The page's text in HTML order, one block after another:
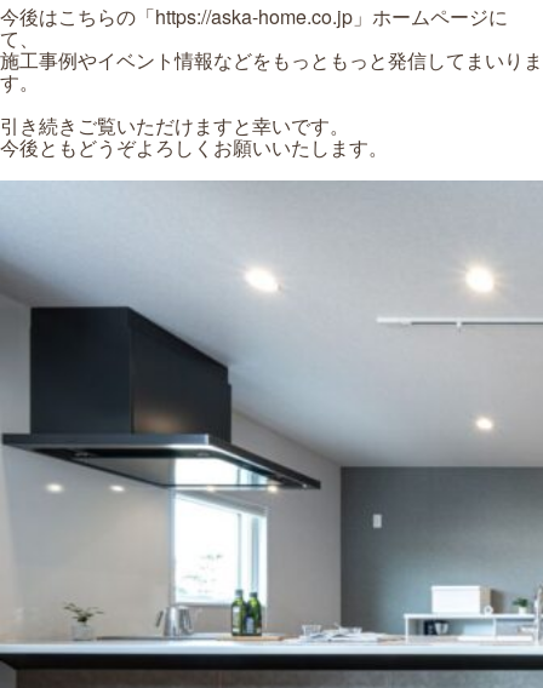
今後はこちらの「https://aska-home.co.jp 」ホームページに
て、
施工事例やイベント情報などをもっともっと発信してまいりま
す。
引き続きご覧いただけますと幸いです。
今後ともどうぞよろしくお願いいたします。